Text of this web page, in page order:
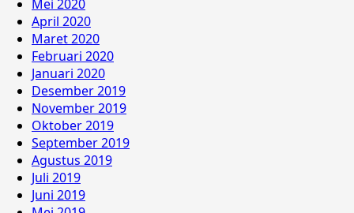
Mei 2020
April 2020
Maret 2020
Februari 2020
Januari 2020
Desember 2019
November 2019
Oktober 2019
September 2019
Agustus 2019
Juli 2019
Juni 2019